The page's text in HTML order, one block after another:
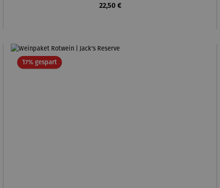
Regulärer Preis:
22,50 €
17% gespartRabatt